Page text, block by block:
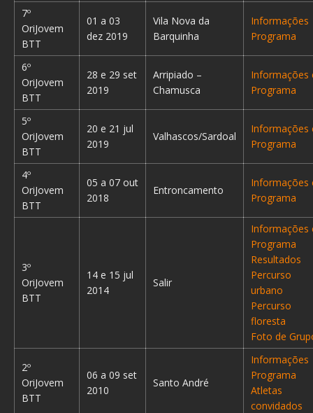
7º
OriJovem
BTT
01 a 03
dez 2019
Vila Nova da
Barquinha
Informações
Programa
6º
OriJovem
BTT
28 e 29 set
2019
Arripiado –
Chamusca
Informações
Programa
5º
OriJovem
BTT
20 e 21 jul
2019
Valhascos/Sardoal
Informações
Programa
4º
OriJovem
BTT
05 a 07 out
2018
Entroncamento
Informações
Programa
3º
OriJovem
BTT
14 e 15 jul
2014
Salir
Informações
Programa
Resultados
Percurso
urbano
Percurso
floresta
Foto de
2º
OriJovem
BTT
06 a 09 set
2010
Santo André
Informações
Programa
Atletas
convidados